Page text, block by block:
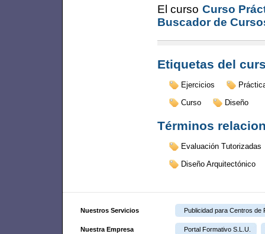
El curso Curso
Buscador de
Etiquetas del
Ejercicios
Curso
Diseño
Términos
Evaluación Tutorizadas
Diseño Arquitectónico
Nuestros Servicios Publicidad para Centros de
Nuestra Empresa Portal Formativo S.L.U.